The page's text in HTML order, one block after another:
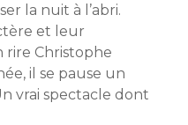
la nuit à l’abri.
et leur
rire Christophe
il se pause un
vrai spectacle dont